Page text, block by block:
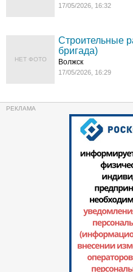
17/05/2026, 16:32
НЕТ ФОТО
Строительные
бригада)
Волжск
17/05/2026, 16:29